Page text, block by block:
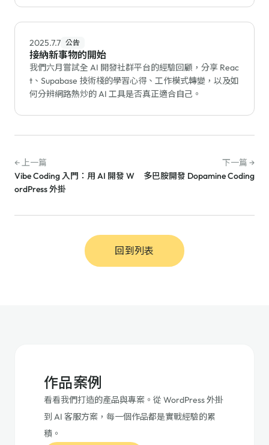
2025.7.7 公告
接納新事物的開始
我們六月嘗試全 AI 開發社群平台的經驗回顧，分享 Reac
t、Supabase 技術棧的學習心得、工作模式轉變，以及如
何分辨網路熱炒的 AI 工具是否真正適合自己。
← 上一篇
Vibe Coding 入門：用 AI 開發 W
ordPress 外掛
下一篇 →
多巴胺開發 Dopamine Coding
回到列表
作品案例
看看我們打造的產品與專案。從 WordPress 外掛
到 AI 客服方案，每一個作品都是實戰經驗的累
積。